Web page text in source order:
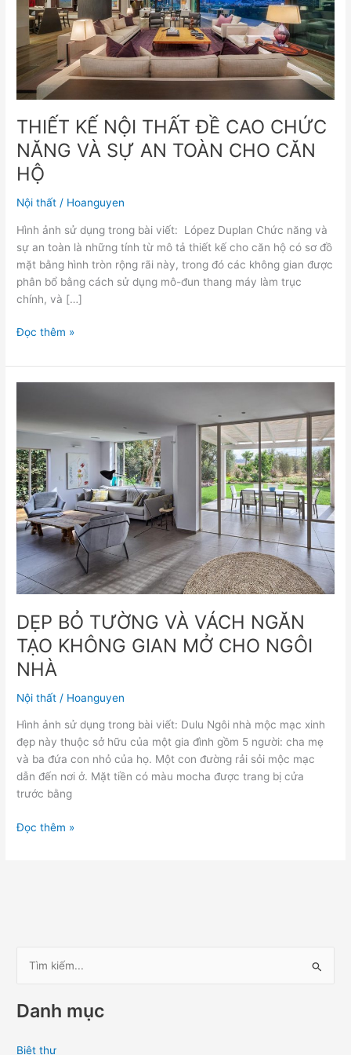
THIẾT KẾ NỘI THẤT ĐỀ CAO CHỨC
NĂNG VÀ SỰ AN TOÀN CHO CĂN
HỘ
Nội thất / Hoanguyen
Hình ảnh sử dụng trong bài viết: López Duplan Chức năng và
sự an toàn là những tính từ mô tả thiết kế cho căn hộ có sơ đồ
mặt bằng hình tròn rộng rãi này, trong đó các không gian được
phân bổ bằng cách sử dụng mô-đun thang máy làm trục
chính, và […]
CAO
CHỨC
NĂNG
VÀ
SỰ
AN
TOÀN
CHO
CĂN
HỘ
Đọc thêm »
DẸP BỎ TƯỜNG VÀ VÁCH NGĂN
TẠO KHÔNG GIAN MỞ CHO NGÔI
NHÀ
Nội thất / Hoanguyen
Hình ảnh sử dụng trong bài viết: Dulu Ngôi nhà mộc mạc xinh
đẹp này thuộc sở hữu của một gia đình gồm 5 người: cha mẹ
và ba đứa con nhỏ của họ. Một con đường rải sỏi mộc mạc
dẫn đến nơi ở. Mặt tiền có màu mocha được trang bị cửa
trước bằng
TƯỜNG
VÁCH
NGĂN
TẠO
KHÔNG
GIAN
MỞ
CHO
NGÔI
NHÀ
Đọc thêm »
m
Danh mục
Biệt thự